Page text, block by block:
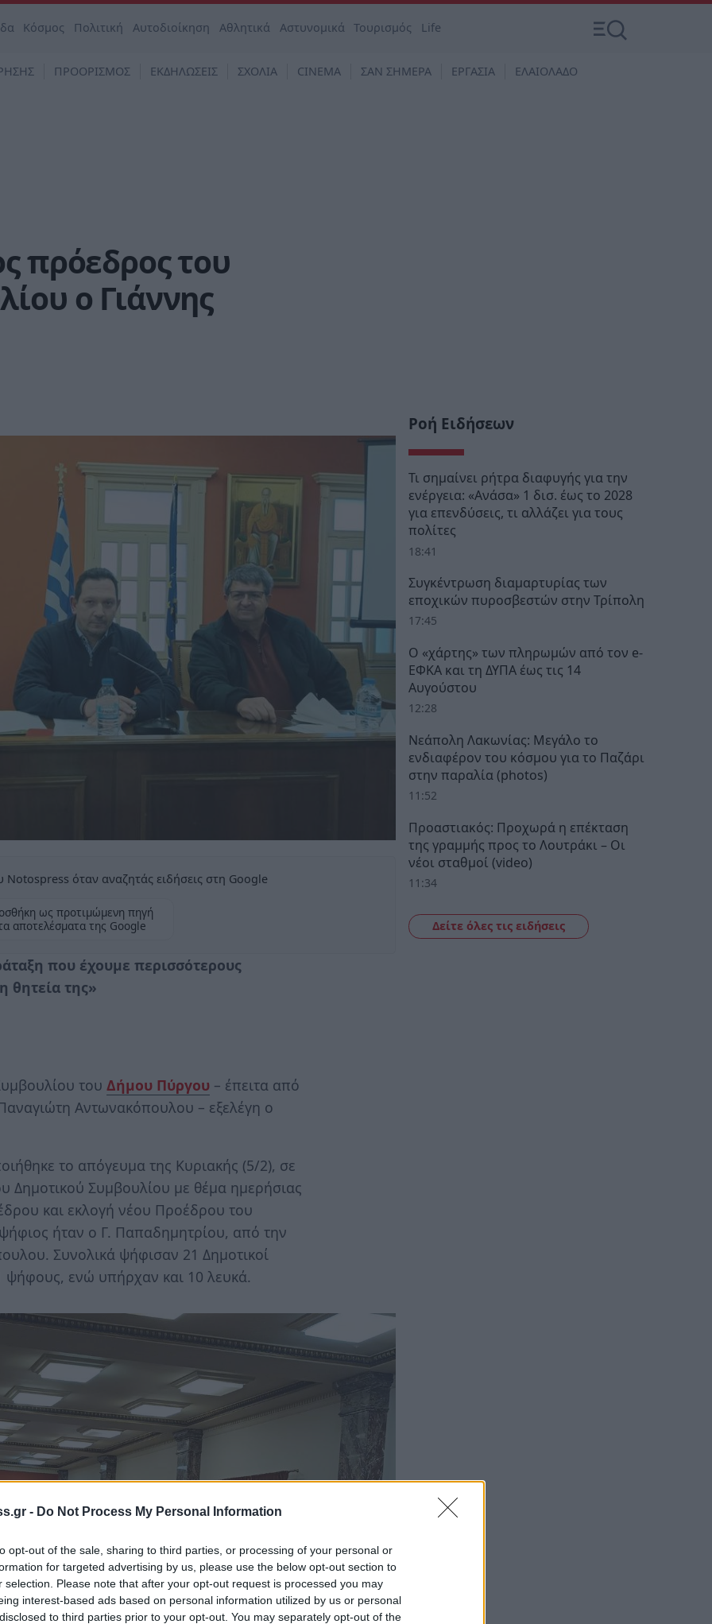
- Do Not Process My Personal Information
opt-out of the sale, sharing to third parties, or processing of your personal or
for targeted advertising by us, please use the below opt-out section to
selection. Please note that after your opt-out request is processed you may
interest-based ads based on personal information utilized by us or personal
to third parties prior to your opt-out. You may separately opt-out of the
Κόσμος Πολιτική Αυτοδιοίκηση Αθλητικά Αστυνομικά Τουρισμός Life
ΠΡΟΟΡΙΣΜΟΣ ΕΚΔΗΛΩΣΕΙΣ ΣΧΟΛΙΑ CINEMA ΣΑΝ ΣΗΜΕΡΑ ΕΡΓΑΣΙΑ ΕΛΑΙΟΛΑΔΟ
πρόεδρος του
ο Γιάννης
όταν αναζητάς ειδήσεις στη Google
ως προτιμώμενη πηγή
αποτελέσματα της Google
που έχουμε περισσότερους
θητεία της»
του Δήμου Πύργου – έπειτα από
Αντωνακόπουλου – εξελέγη ο
το απόγευμα της Κυριακής (5/2), σε
Δημοτικού Συμβουλίου με θέμα ημερήσιας
και εκλογή νέου Προέδρου του
ήταν ο Γ. Παπαδημητρίου, από την
Συνολικά ψήφισαν 21 Δημοτικοί
ψήφους, ενώ υπήρχαν και 10 λευκά.
Ροή Ειδήσεων
Τι σημαίνει ρήτρα διαφυγής για την
ενέργεια: «Ανάσα» 1 δισ. έως το 2028
για επενδύσεις, τι αλλάζει για τους
πολίτες
18:41
Συγκέντρωση διαμαρτυρίας των
εποχικών πυροσβεστών στην Τρίπολη
17:45
Ο «χάρτης» των πληρωμών από τον e-
ΕΦΚΑ και τη ΔΥΠΑ έως τις 14
Αυγούστου
12:28
Νεάπολη Λακωνίας: Μεγάλο το
ενδιαφέρον του κόσμου για το Παζάρι
στην παραλία (photos)
11:52
Προαστιακός: Προχωρά η επέκταση
της γραμμής προς το Λουτράκι – Οι
νέοι σταθμοί (video)
11:34
Δείτε όλες τις ειδήσεις